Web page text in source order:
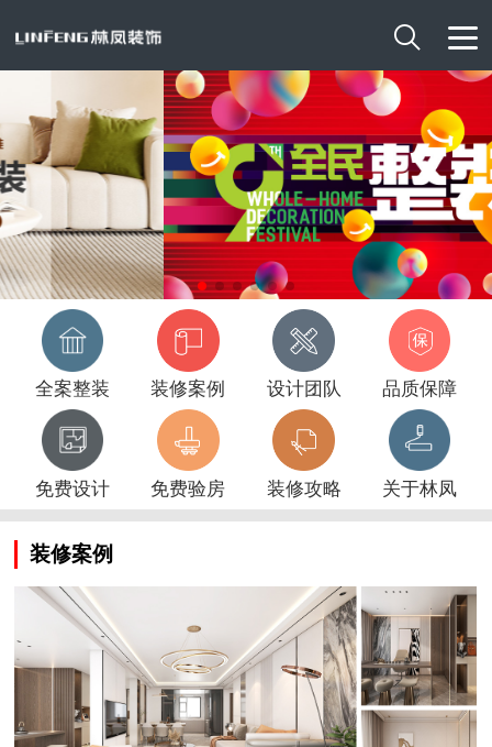

全案整装 装修案例 设计团队 品质保障
免费设计 免费验房 装修攻略 关于林凤
装修案例